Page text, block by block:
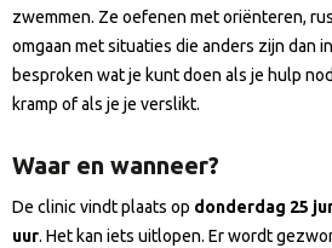
zwemmen. Ze oefenen met oriënteren,
omgaan met situaties die anders zijn dan
besproken wat je kunt doen als je hulp
kramp of als je je verslikt.
Waar en wanneer?
De clinic vindt plaats op donderdag 25
uur. Het kan iets uitlopen. Er wordt